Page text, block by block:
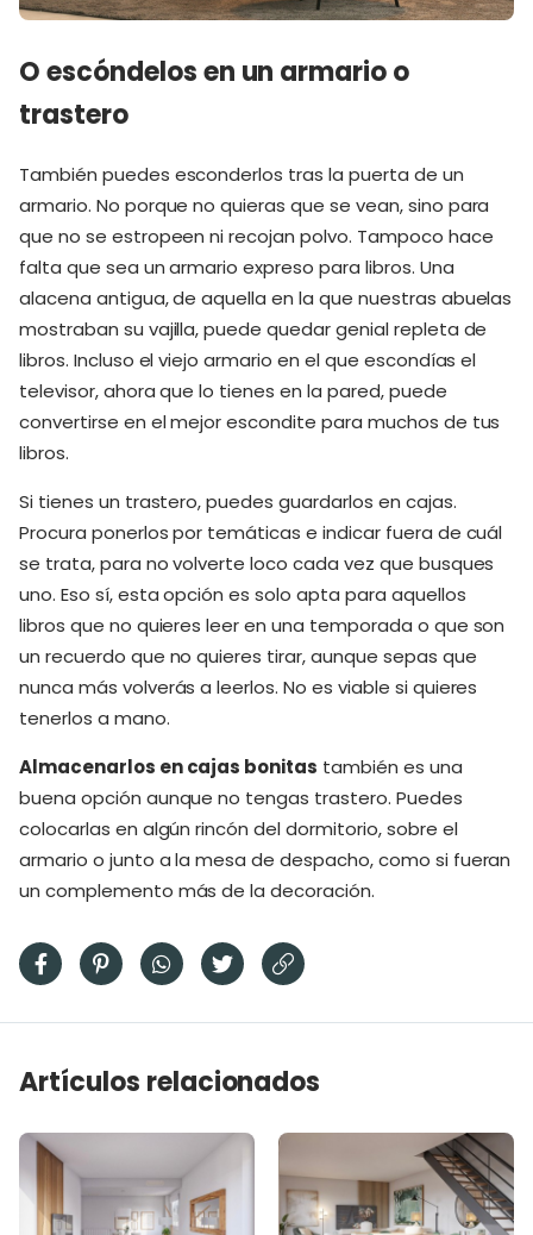
O escóndelos en un armario o
trastero
También puedes esconderlos tras la puerta de un
armario. No porque no quieras que se vean, sino para
que no se estropeen ni recojan polvo. Tampoco hace
falta que sea un armario expreso para libros. Una
alacena antigua, de aquella en la que nuestras abuelas
mostraban su vajilla, puede quedar genial repleta de
libros. Incluso el viejo armario en el que escondías el
televisor, ahora que lo tienes en la pared, puede
convertirse en el mejor escondite para muchos de tus
libros.
Si tienes un trastero, puedes guardarlos en cajas.
Procura ponerlos por temáticas e indicar fuera de cuál
se trata, para no volverte loco cada vez que busques
uno. Eso sí, esta opción es solo apta para aquellos
libros que no quieres leer en una temporada o que son
un recuerdo que no quieres tirar, aunque sepas que
nunca más volverás a leerlos. No es viable si quieres
tenerlos a mano.
Almacenarlos en cajas bonitas también es una
buena opción aunque no tengas trastero. Puedes
colocarlas en algún rincón del dormitorio, sobre el
armario o junto a la mesa de despacho, como si fueran
un complemento más de la decoración.
Artículos relacionados